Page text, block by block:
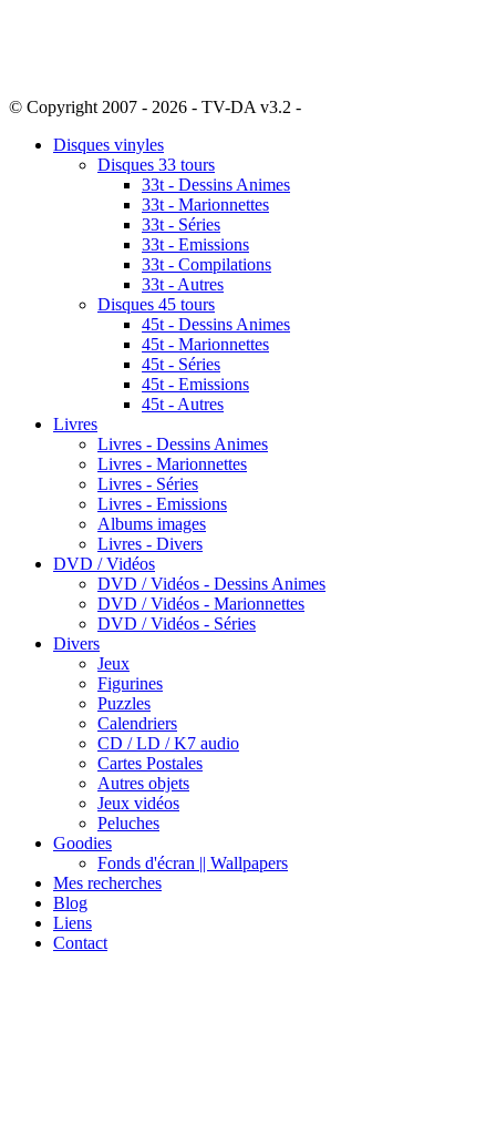
© Copyright 2007 - 2026 - TV-DA v3.2 -
Disques vinyles
Disques 33 tours
33t - Dessins Animes
33t - Marionnettes
33t - Séries
33t - Emissions
33t - Compilations
33t - Autres
Disques 45 tours
45t - Dessins Animes
45t - Marionnettes
45t - Séries
45t - Emissions
45t - Autres
Livres
Livres - Dessins Animes
Livres - Marionnettes
Livres - Séries
Livres - Emissions
Albums images
Livres - Divers
DVD / Vidéos
DVD / Vidéos - Dessins Animes
DVD / Vidéos - Marionnettes
DVD / Vidéos - Séries
Divers
Jeux
Figurines
Puzzles
Calendriers
CD / LD / K7 audio
Cartes Postales
Autres objets
Jeux vidéos
Peluches
Goodies
Fonds d'écran || Wallpapers
Mes recherches
Blog
Liens
Contact